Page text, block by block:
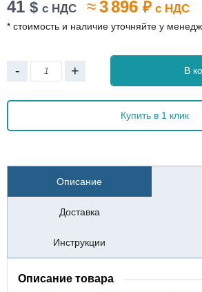
41 $ с НДС ≈3 896 ₽ с НДС
* стоимость и наличие уточняйте у
- + В
Купить в 1 клик
Описание
Доставка
Инструкции
Описание товара